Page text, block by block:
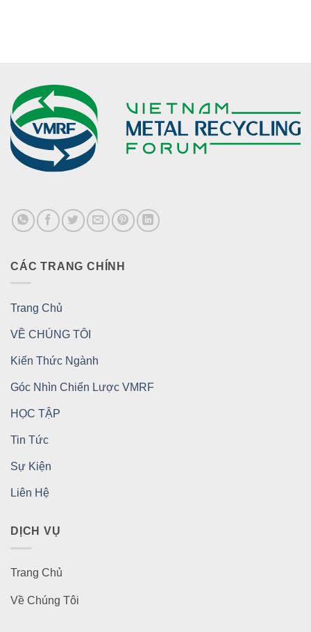
CÁC TRANG CHÍNH
Trang Chủ
VỀ CHÚNG TÔI
Kiến Thức Ngành
Góc Nhìn Chiến Lược VMRF
HỌC TẬP
Tin Tức
Sự Kiện
Liên Hệ
DỊCH VỤ
Trang Chủ
Về Chúng Tôi